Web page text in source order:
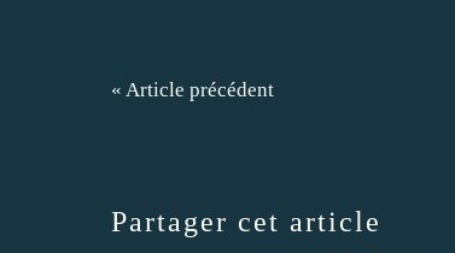
« Article précédent
Partager cet article